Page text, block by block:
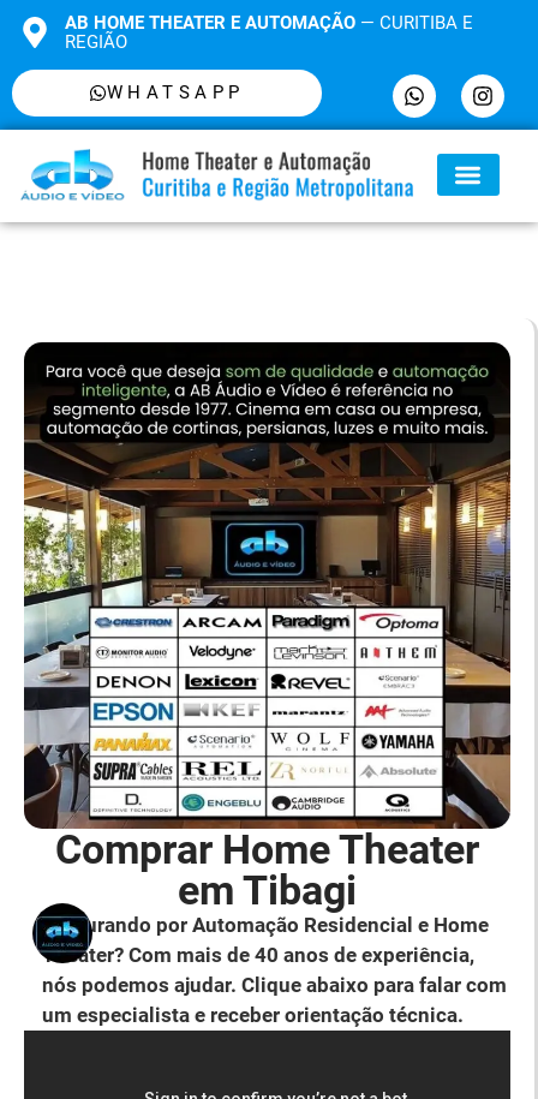
AB HOME THEATER E AUTOMAÇÃO— CURITIBA E
REGIÃO
WHATSAPP
Comprar Home Theater
em Tibagi
Procurando por Automação Residencial e Home
Theater? Com mais de 40 anos de experiência,
nós podemos ajudar. Clique abaixo para falar com
um especialista e receber orientação técnica.